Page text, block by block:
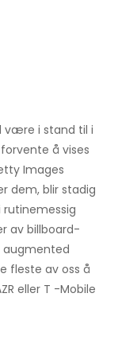
være i stand til i
å vises
Images
dem, blir stadig
rutinemessig
av billboard-
augmented
fleste av oss å
eller T -Mobile